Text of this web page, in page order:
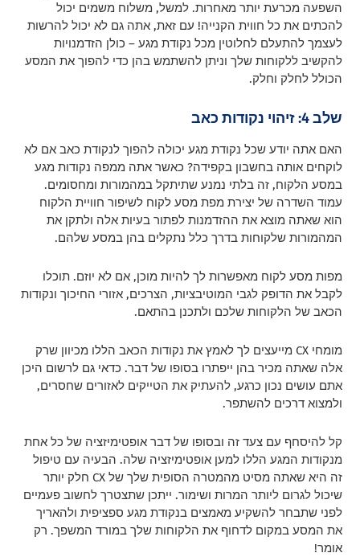
השפעה מכרעת יותר מאחרות. למשל, משלוח משמים יכול
להכתים את כל חווית הקנייה! עם זאת, אתה גם לא יכול להרשות
לעצמך להתעלם לחלוטין מכל נקודת מגע – כולן הזדמנויות
להקשיב ללקוחות שלך וניתן להשתמש בהן כדי להפוך את המסע
הכולל לחלק וחלק.
שלב 4: זיהוי נקודות כאב
האם אתה יודע שכל נקודת מגע יכולה להפוך לנקודת כאב אם לא
לוקחים אותה בחשבון בקפידה? כאשר אתה ממפה נקודות מגע
במסע הלקוח, זה בלתי נמנע שתיתקל במהמורות ומחסומים.
עמוד השדרה של יצירת מפת מסע לקוח לשיפור חוויית הלקוח
הוא שאתה מוצא את ההזדמנות לפתור בעיות אלה ולתקן את
המהמורות שלקוחות בדרך כלל נתקלים בהן במסע שלהם.
מפות מסע לקוח מאפשרות לך להיות מוכן, אם לא יוזם. תוכלו
לקבל את הדופק לגבי המוטיבציות, הצרכים, אזורי החיכוך ונקודות
הכאב של הלקוחות שלכם ולתכנן בהתאם.
מומחי CX מייעצים לך לאמץ את נקודות הכאב הללו מכיוון שרק
אלה שאתה מכיר בהן ייפתרו בסופו של דבר. כדאי גם לרשום היכן
אתם עושים נכון כרגע, להעתיק את הטייקים לאזורים שחסרים,
ולמצוא דרכים להשתפר.
קל להיסחף עם צעד זה ובסופו של דבר אופטימיזציה של כל אחת
מנקודות המגע הללו למען אופטימיזציה שלה. הבעיה עם טיפול
זה היא שאתה מסיט מהמטרה הסופית שלך של CX חלק יותר
שיכול לגרום ליותר המרות ושימור. ייתכן שתצטרך לחשוב פעמיים
לפני שתבחר להשקיע מאמצים בנקודת מגע ספציפית ולהאריך
את המסע במקום לדחוף את הלקוחות שלך במורד המשפך. רק
אומר!